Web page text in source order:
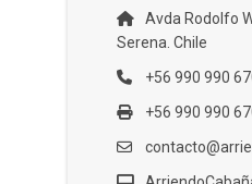
Avda Rodolfo
Serena. Chile
+56 990 990
+56 990 990